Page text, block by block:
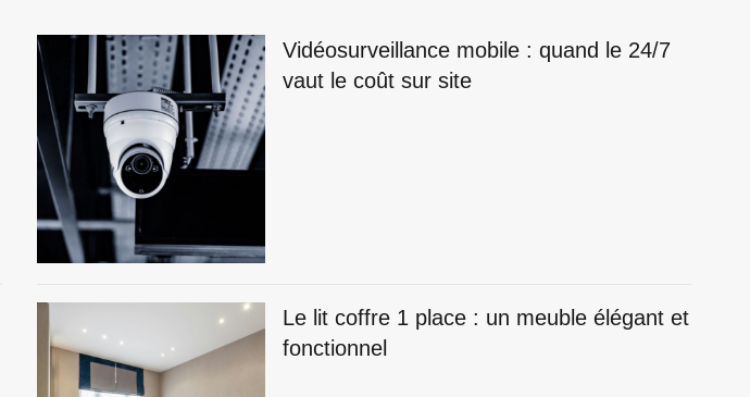
Vidéosurveillance mobile : quand le 24/7
vaut le coût sur site
Le lit coffre 1 place : un meuble élégant et
fonctionnel